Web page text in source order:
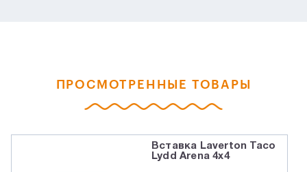
ПРОСМОТРЕННЫЕ ТОВАРЫ
Вставка Laverton Taco
Lydd Arena 4x4